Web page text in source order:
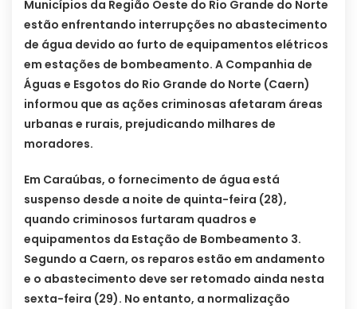
Municípios da Região Oeste do Rio Grande do Norte
estão enfrentando interrupções no abastecimento
de água devido ao furto de equipamentos elétricos
em estações de bombeamento. A Companhia de
Águas e Esgotos do Rio Grande do Norte (Caern)
informou que as ações criminosas afetaram áreas
urbanas e rurais, prejudicando milhares de
moradores.
Em Caraúbas, o fornecimento de água está
suspenso desde a noite de quinta-feira (28),
quando criminosos furtaram quadros e
equipamentos da Estação de Bombeamento 3.
Segundo a Caern, os reparos estão em andamento
e o abastecimento deve ser retomado ainda nesta
sexta-feira (29). No entanto, a normalização